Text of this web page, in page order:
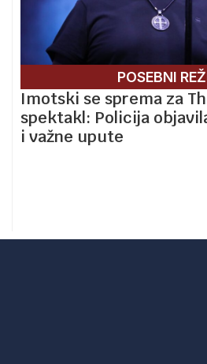
POSEBNI
Imotski se sprema za
spektakl: Policija
i važne upute